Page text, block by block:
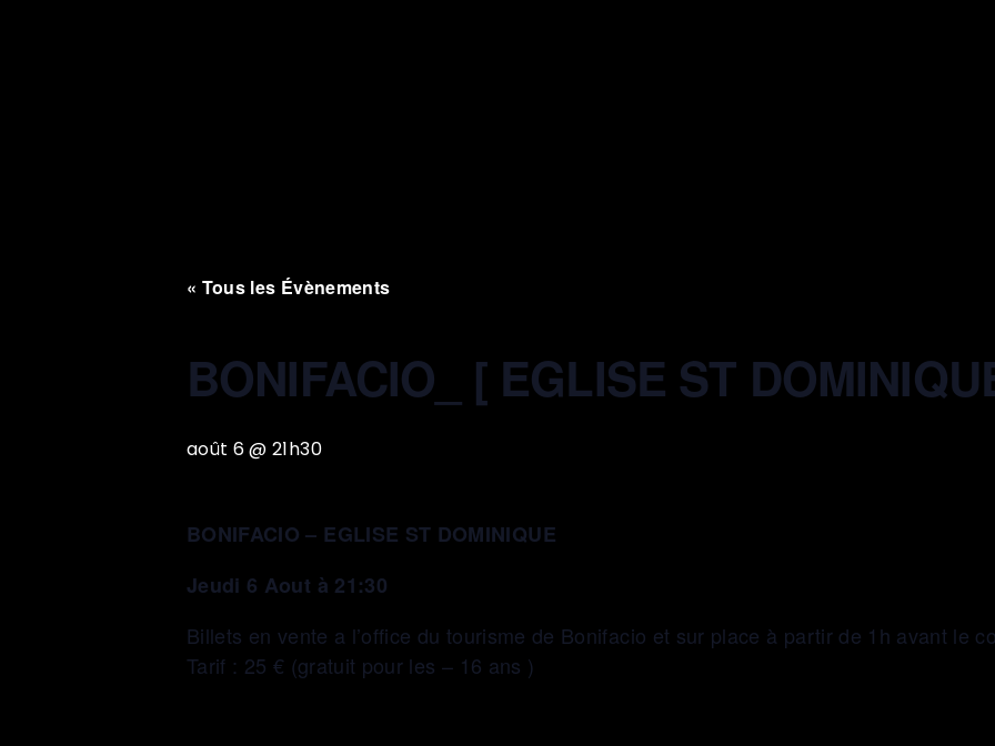
« Tous les Évènements
BONIFACIO_ [ EGLISE ST
août 6 @ 21h30
BONIFACIO – EGLISE ST DOMINIQUE
Jeudi 6 Aout à 21:30
Billets en vente a l’office du tourisme de Bonifacio et sur place à partir de 1h avant le
Tarif : 25 € (gratuit pour les – 16 ans )